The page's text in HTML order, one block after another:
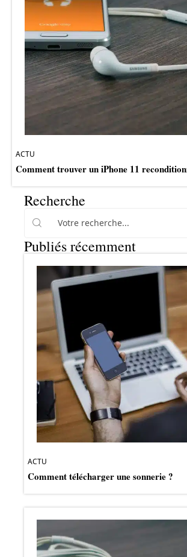
ACTU
Comment trouver un iPhone 11
Recherche
Publiés récemment
ACTU
Comment télécharger une sonnerie ?